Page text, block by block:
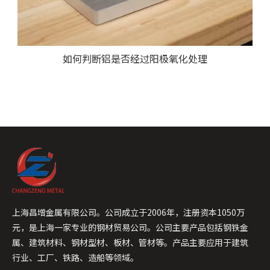
如何判断铝是否经过阳极氧化处理
上海昌增金属有限公司。公司成立于2006年，注册资本1050万
元，是上海一家专业的钢材贸易公司。公司主要产品包括钢铁金
属、建筑材料、钢材型材、板材、管材等。产品主要应用于建筑
行业、工厂、铁路、造船等领域。